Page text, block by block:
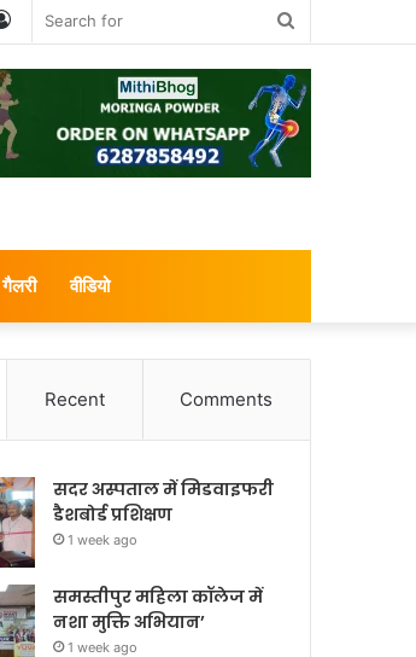
Log
वीडियो
Recent Comments
सदर अस्पताल में मिडवाइफरी
डैशबोर्ड प्रशिक्षण
1 week ago
समस्तीपुर महिला कॉलेज में
नशा मुक्ति अभियान’
1 week ago